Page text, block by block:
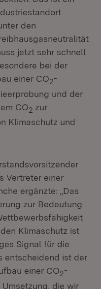
den
jetzt sehr schnell
bei der
einer CO2-
und der
CO2 zur
Klimaschutz und
in neuem Fenster)
Vertreter einer
ergänzte: „Das
zur Bedeutung
Klimaschutz ist
Signal für die
entscheidend ist der
einer CO2-
die wir